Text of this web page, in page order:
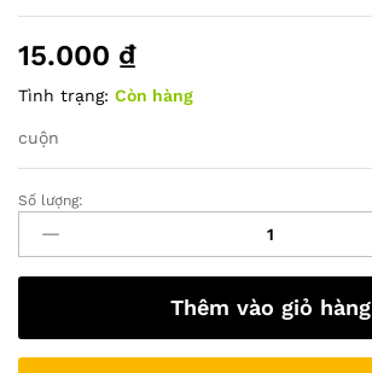
15.000 ₫
Tình trạng: Còn hàng
cuộn
Giấy
nhiệt
khổ
quantity
Số lượng:
Thêm vào giỏ hàng